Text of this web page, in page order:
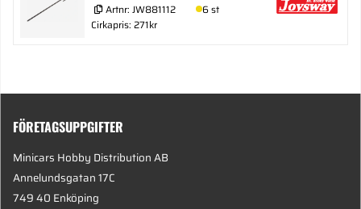
Artnr: JW881112
6 st
Cirkapris: 271kr
FÖRETAGSUPPGIFTER
Minicars Hobby Distribution AB
Annelundsgatan 17C
749 40 Enköping